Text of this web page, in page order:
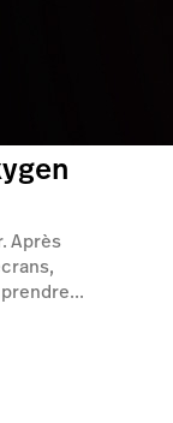
Après